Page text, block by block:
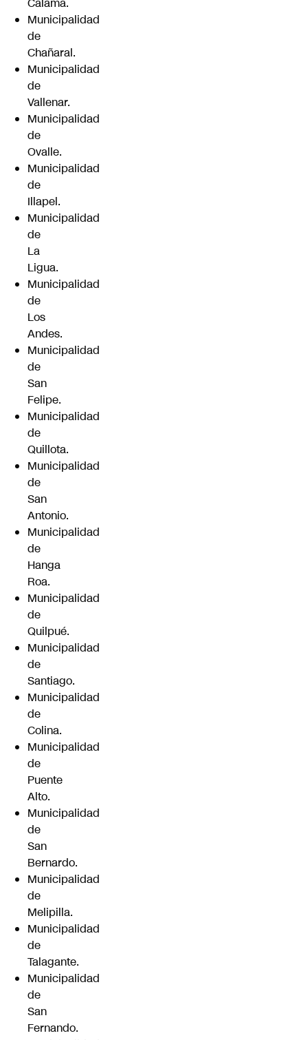
Municipalidad
de
Chañaral.
Municipalidad
de
Vallenar.
Municipalidad
de
Ovalle.
Municipalidad
de
Illapel.
Municipalidad
de
La
Ligua.
Municipalidad
de
Los
Andes.
Municipalidad
de
San
Felipe.
Municipalidad
de
Quillota.
Municipalidad
de
San
Antonio.
Municipalidad
de
Hanga
Roa.
Municipalidad
de
Quilpué.
Municipalidad
de
Santiago.
Municipalidad
de
Colina.
Municipalidad
de
Puente
Alto.
Municipalidad
de
San
Bernardo.
Municipalidad
de
Melipilla.
Municipalidad
de
Talagante.
Municipalidad
de
San
Fernando.